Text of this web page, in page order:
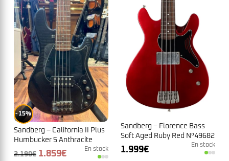
15%
Sandberg – California II Plus
Humbucker 5 Anthracite
Metallic N° 41547
2.190€ Le
1.859€Le
En stock
Sandberg – Florence Bass
Soft Aged Ruby Red N°49682
1.999€ En stock